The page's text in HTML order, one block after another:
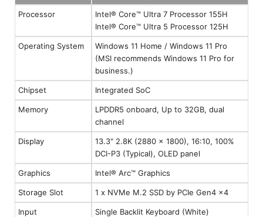
Processor
Intel® Core™ Ultra 7 Processor 155H
Intel® Core™ Ultra 5 Processor 125H
Operating System
Windows 11 Home / Windows 11 Pro
(MSI recommends Windows 11 Pro for
business.)
Chipset Integrated SoC
Memory
LPDDR5 onboard, Up to 32GB, dual
channel
Display
13.3" 2.8K (2880 x 1800), 16:10, 100%
DCI-P3 (Typical), OLED panel
Graphics Intel® Arc™ Graphics
Storage Slot 1 x NVMe M.2 SSD by PCIe Gen4 x4
Input Single Backlit Keyboard (White)